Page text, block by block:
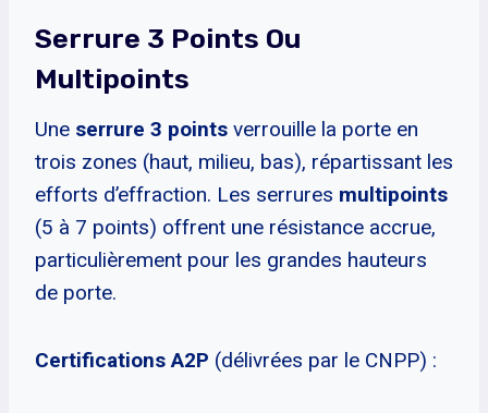
Serrure 3 Points Ou
Multipoints
Une serrure 3 points verrouille la porte en
trois zones (haut, milieu, bas), répartissant les
efforts d’effraction. Les serrures multipoints
(5 à 7 points) offrent une résistance accrue,
particulièrement pour les grandes hauteurs
de porte.
Certifications A2P (délivrées par le CNPP) :